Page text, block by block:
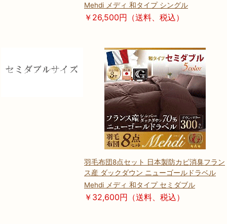
Mehdi メディ 和タイプ シングル
￥26,500円（送料、税込）
羽毛布団8点セット 日本製防カビ消臭フラン
ス産 ダックダウン ニューゴールドラベル
Mehdi メディ 和タイプ セミダブル
￥32,600円（送料、税込）